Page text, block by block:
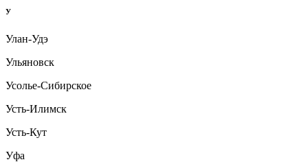
У
Улан-Удэ
Ульяновск
Усолье-Сибирское
Усть-Илимск
Усть-Кут
Уфа